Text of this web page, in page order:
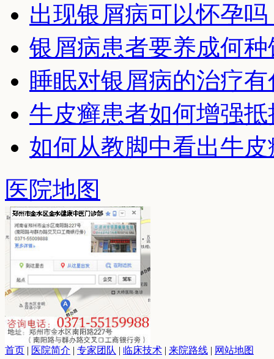
出现银屑病可以怀孕吗
银屑病患者要养成何
睡眠对银屑病的治疗
牛皮癣患者如何增强抵
如何从教脚中看出牛皮
医院地图
首页 | 医院简介 | 专家团队 | 临床技术 | 来院路线 | 网站地图